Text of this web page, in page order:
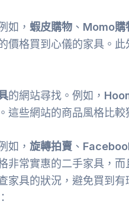
如， 蝦皮購物 、 Momo購
價格買到心儀的家具。
的網站尋找。例如，
這些網站的商品風格比
如， 旋轉拍賣 、
非常實惠的二手家具，
家具的狀況，避免買到